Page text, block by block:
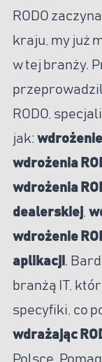
RODO
kraju, my już
w tej branży.
RODO,
jak:
wdrożenia
wdrożenia
dealerskiej,
wdrożenie
aplikacji.
branżą IT,
specyfiki, co
wdrażając
Polsce.